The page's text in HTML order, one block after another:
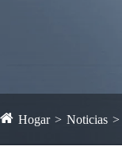
Hogar Noticias